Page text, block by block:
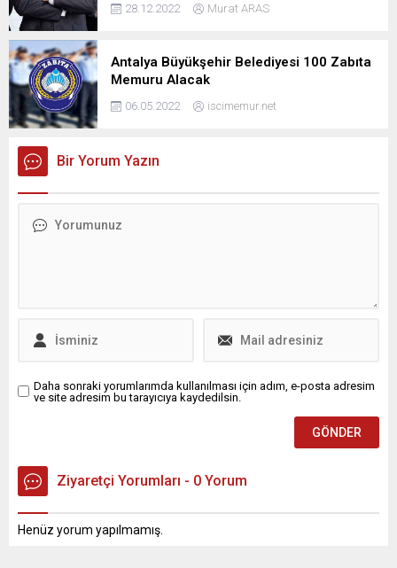
28.12.2022 Murat ARAS
Antalya Büyükşehir Belediyesi 100 Zabıta
Memuru Alacak
06.05.2022 iscimemur.net
Bir Yorum Yazın
Daha sonraki yorumlarımda kullanılması için adım, e-posta adresim
ve site adresim bu tarayıcıya kaydedilsin.
Ziyaretçi Yorumları - 0 Yorum
Henüz yorum yapılmamış.